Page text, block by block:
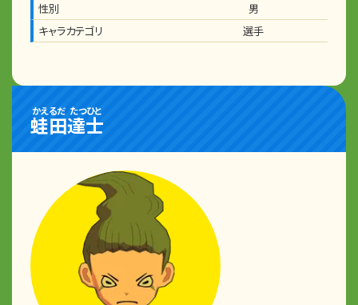
性別
男
キャラカテゴリ
選手
蛙田
かえるだ
達士
たつひと